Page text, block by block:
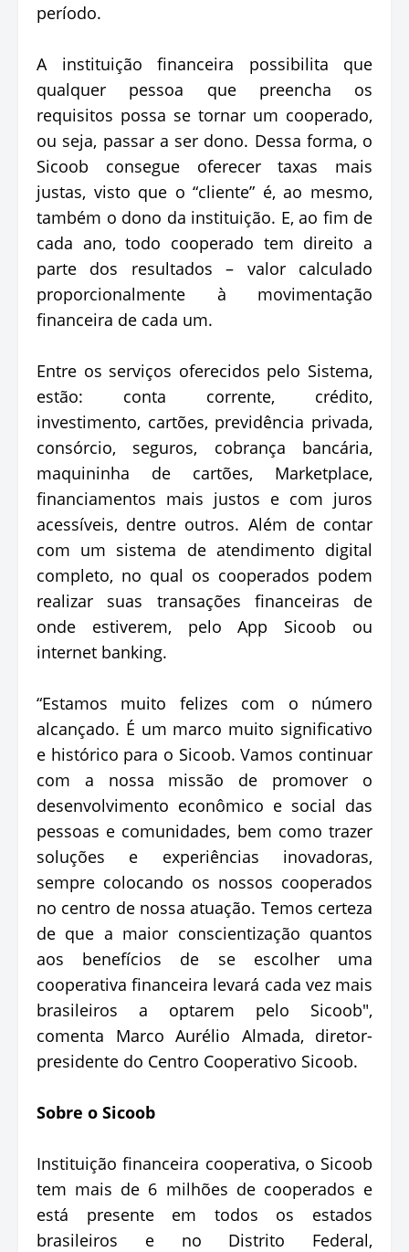
período.
A instituição financeira possibilita que
qualquer pessoa que preencha os
requisitos possa se tornar um cooperado,
ou seja, passar a ser dono. Dessa forma, o
Sicoob consegue oferecer taxas mais
justas, visto que o “cliente” é, ao mesmo,
também o dono da instituição. E, ao fim de
cada ano, todo cooperado tem direito a
parte dos resultados – valor calculado
proporcionalmente à movimentação
financeira de cada um.
Entre os serviços oferecidos pelo Sistema,
estão: conta corrente, crédito,
investimento, cartões, previdência privada,
consórcio, seguros, cobrança bancária,
maquininha de cartões, Marketplace,
financiamentos mais justos e com juros
acessíveis, dentre outros. Além de contar
com um sistema de atendimento digital
completo, no qual os cooperados podem
realizar suas transações financeiras de
onde estiverem, pelo App Sicoob ou
internet banking.
“Estamos muito felizes com o número
alcançado. É um marco muito significativo
e histórico para o Sicoob. Vamos continuar
com a nossa missão de promover o
desenvolvimento econômico e social das
pessoas e comunidades, bem como trazer
soluções e experiências inovadoras,
sempre colocando os nossos cooperados
no centro de nossa atuação. Temos certeza
de que a maior conscientização quantos
aos benefícios de se escolher uma
cooperativa financeira levará cada vez mais
brasileiros a optarem pelo Sicoob",
comenta Marco Aurélio Almada, diretor-
presidente do Centro Cooperativo Sicoob.
Sobre o Sicoob
Instituição financeira cooperativa, o Sicoob
tem mais de 6 milhões de cooperados e
está presente em todos os estados
brasileiros e no Distrito Federal,